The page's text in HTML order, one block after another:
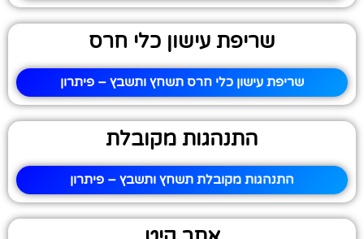
שריפת עישון כלי חרס
שריפת עישון כלי חרס תשחץ ותשבץ – פיתרון
התנהגות מקובלת
התנהגות מקובלת תשחץ ותשבץ – פיתרון